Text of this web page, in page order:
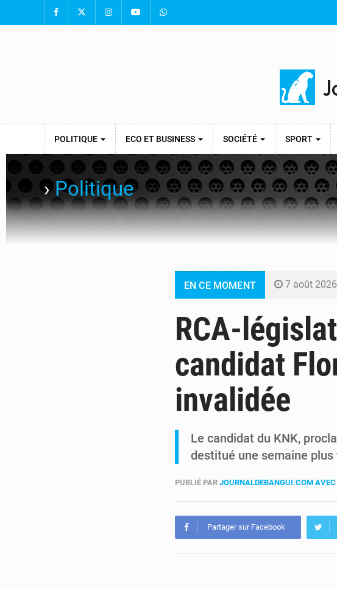
POLITIQUE ECO ET BUSINESS SOCIÉTÉ SPORT
›Politique
EN CE MOMENT 7 août 2026
6 août 2026
6 août 2026
6 août 2026
RCA-
candidat
invalidée
Le candidat du KNK,
destitué une semaine plus
PUBLIÉ PAR JOURNALDEBANGUI.COM
Partager sur Facebook